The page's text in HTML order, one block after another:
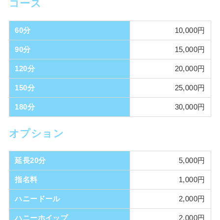
真白
コース
60分 10,000円
90分 15,000円
120分 20,000円
150分 25,000円
180分 30,000円
オプション
延長20分 5,000円
指名料 1,000円
ハニードール 2,000円
ハニーホイップ 2,000円